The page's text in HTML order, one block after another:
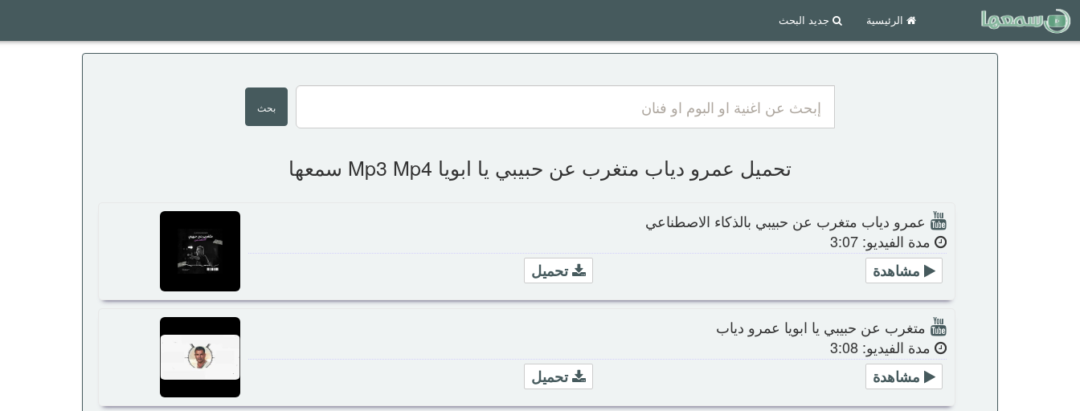
الرئيسية جديد البحث
تحميل عمرو دياب متغرب عن حبيبي يا ابويا Mp3 Mp4 سمعها
عمرو دياب متغرب عن حبيبي بالذكاء الاصطناعي
مدة الفيديو: 3:07
تحميل
مشاهدة
متغرب عن حبيبي يا ابويا عمرو دياب
مدة الفيديو: 3:08
تحميل
مشاهدة